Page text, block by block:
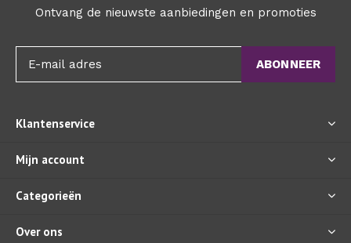
Ontvang de nieuwste aanbiedingen en promoties
ABONNEER
Klantenservice
Mijn account
Categorieën
Over ons